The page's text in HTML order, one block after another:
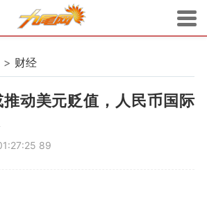
> 财经
动美元贬值，人民币国际
89